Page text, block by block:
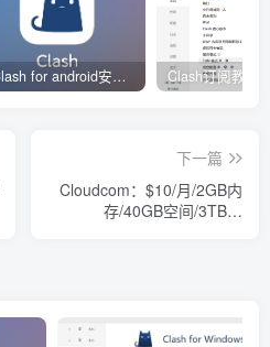
Clash for android安卓客户端保姆级新手使用教程
下一篇
Cloudcom：$10/月/2GB内
存/40GB空间/3TB流